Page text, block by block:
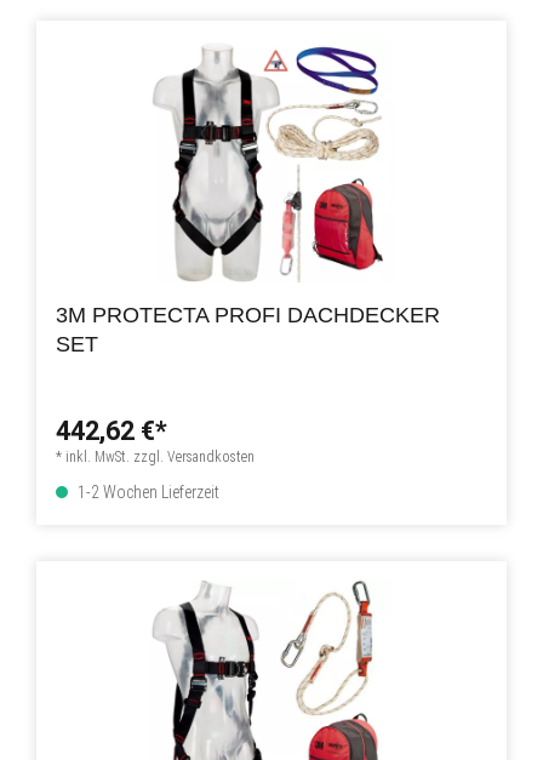
3M PROTECTA PROFI DACHDECKER
SET
442,62 €*
* inkl. MwSt. zzgl. Versandkosten
1-2 Wochen Lieferzeit